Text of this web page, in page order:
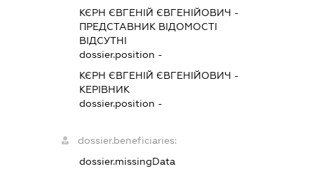
КЄРН ЄВГЕНІЙ ЄВГЕНІЙОВИЧ -
ПРЕДСТАВНИКВІДОМОСТІ
ВІДСУТНІ
dossier.position -
КЄРН ЄВГЕНІЙ ЄВГЕНІЙОВИЧ -
КЕРІВНИК
dossier.position -
dossier.beneficiaries:
dossier.missingData